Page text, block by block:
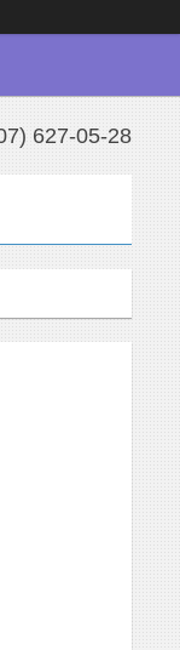
627-05-28